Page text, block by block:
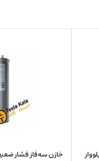
خازن سه‌فاز فشار ضعیف فراکو 25 کیلووار